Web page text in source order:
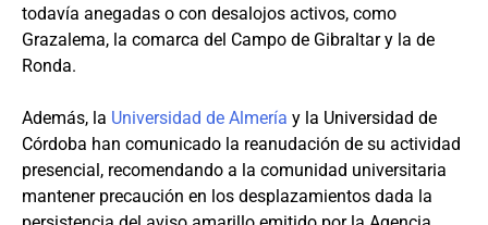
todavía anegadas o con desalojos activos, como
Grazalema, la comarca del Campo de Gibraltar y la de
Ronda.
Además, la Universidad de Almería y la Universidad de
Córdoba han comunicado la reanudación de su actividad
presencial, recomendando a la comunidad universitaria
mantener precaución en los desplazamientos dada la